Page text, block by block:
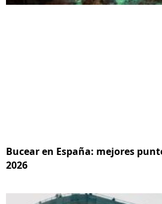
Bucear en España: mejores
2026